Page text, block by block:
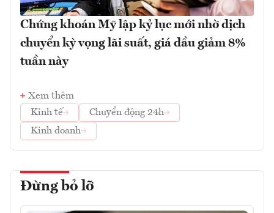
Chứng khoán Mỹ lập kỷ lục mới nhờ dịch
chuyển kỳ vọng lãi suất, giá dầu giảm 8%
tuần này
Xem thêm
Kinh tế
Chuyển động 24h
Kinh doanh
Đừng bỏ lỡ